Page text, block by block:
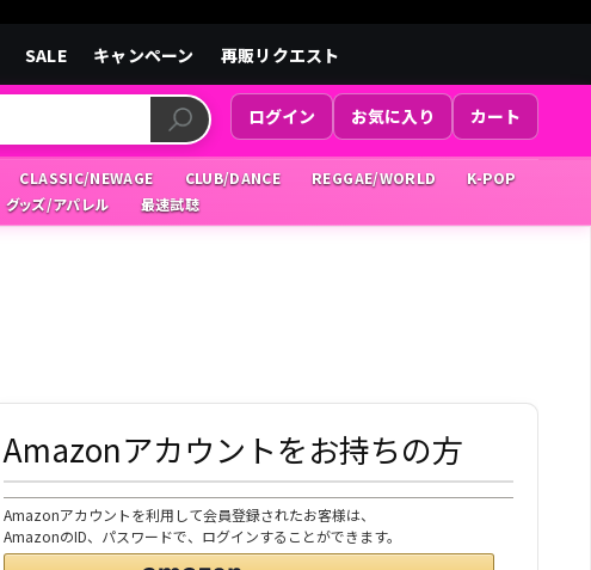
SALE キャンペーン 再販リクエスト
ログイン お気に入り カート
CLASSIC/NEWAGE CLUB/DANCE REGGAE/WORLD
K-POP
グッズ/アパレル 最速試聴
Amazonアカウントをお持ちの方
Amazonアカウントを利用して会員登録されたお客様は、
AmazonのID、パスワードで、ログインすることができます。